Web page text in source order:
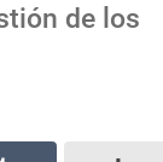
de los